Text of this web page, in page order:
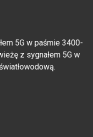
5G w paśmie 3400-
z sygnałem 5G w